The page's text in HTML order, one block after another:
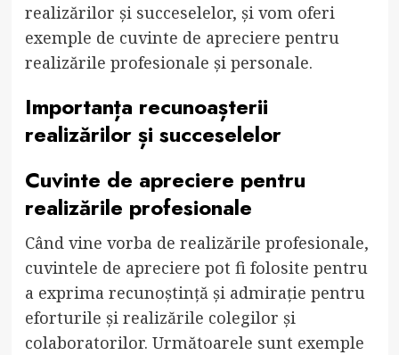
realizărilor și succeselelor, și vom oferi
exemple de cuvinte de apreciere pentru
realizările profesionale și personale.
Importanța recunoașterii
realizărilor și succeselelor
Cuvinte de apreciere pentru
realizările profesionale
Când vine vorba de realizările profesionale,
cuvintele de apreciere pot fi folosite pentru
a exprima recunoștință și admirație pentru
eforturile și realizările colegilor și
colaboratorilor. Următoarele sunt exemple